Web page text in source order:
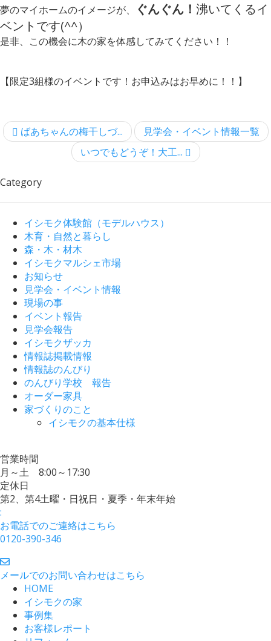
夢のマイホームのイメージが、
ぐんぐん！ 沸いてくるイ
ベントです(^^）
是非、この機会に木の家を体感してみてください！！
【限定3組様のイベントです！お申込みはお早めに！！】
ばあちゃんの梅干しづ...
見学会・イベント情報一覧
いつでもどうぞ！大工...
Category
イシモク体験館（モデルハウス）
木育・自然と暮らし
森・木・材木
イシモクマルシェ市場
お知らせ
見学会・イベント情報
現場の事
イベント報告
見学会報告
イシモクザッカ
情報誌掲載情報
情報誌のんびり
のんびり学校 報告
オーダー家具
家づくりのこと
イシモクの基本仕様
営業時間
月～土 8:00～17:30
定休日
第2、第4土曜・日祝日・夏季・年末年始
:
お電話でのご連絡はこちら
0120-390-346
メールでのお問い合わせはこちら
HOME
イシモクの家
事例集
お客様レポート